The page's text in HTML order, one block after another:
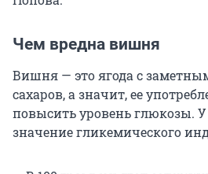
Чем вредна вишня
Вишня — это ягода с
сахаров, а значит, ее
повысить уровень глюкозы.
значение гликемического